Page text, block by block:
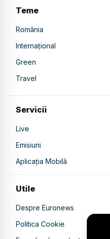
Teme
România
Internațional
Green
Travel
Servicii
Live
Emisiuni
Aplicația Mobilă
Utile
Despre Euronews
Politica Cookie